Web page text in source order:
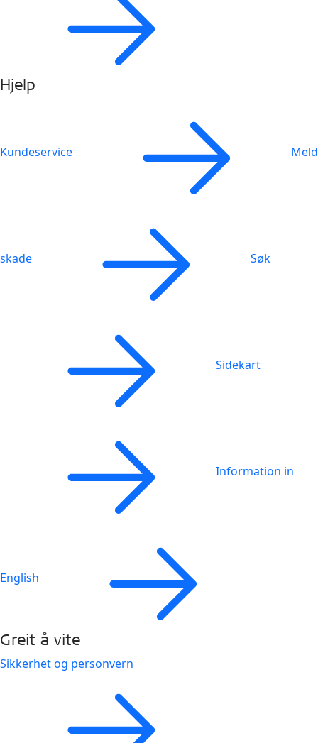
Hjelp
Kundeservice Meld
skade Søk
Sidekart
Information in
English
Greit å vite
Sikkerhet og personvern